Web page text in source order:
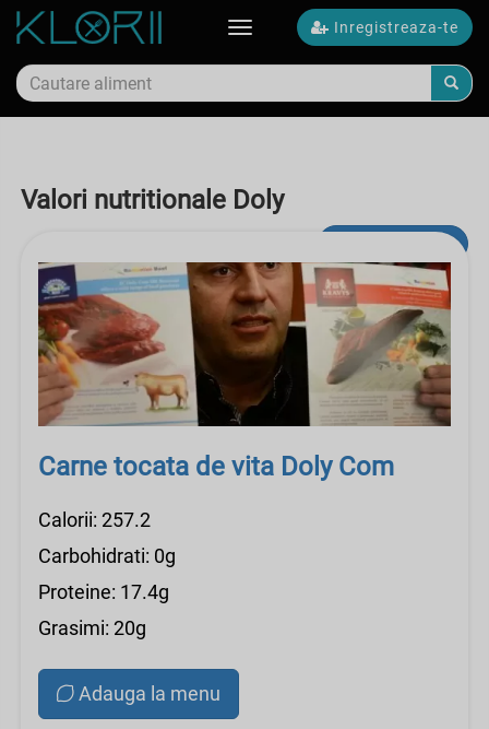
Inregistreaza-te
Toggle
Valori nutritionale Doly
Carne tocata de vita Doly Com
Calorii: 257.2
Carbohidrati: 0g
Proteine: 17.4g
Grasimi: 20g
Adauga la menu